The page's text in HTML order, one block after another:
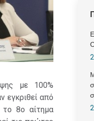
με 100%
εγκριθεί από
το 8ο αίτημα